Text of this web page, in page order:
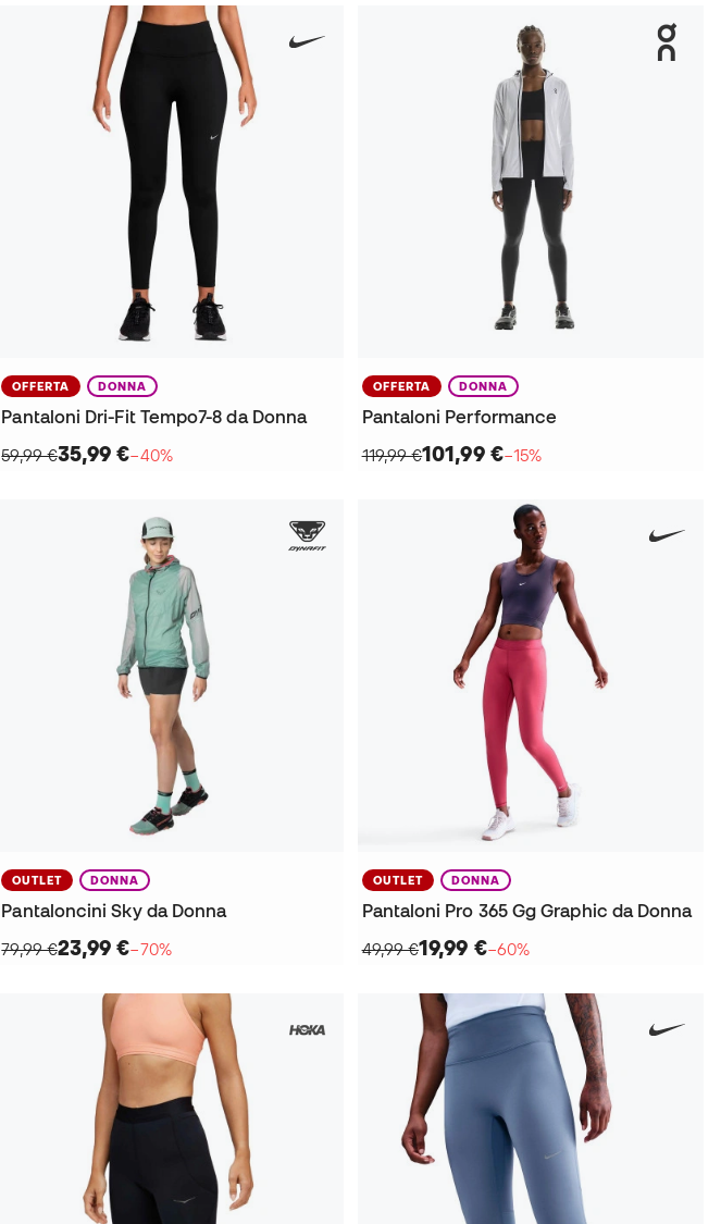
OFFERTA DONNA
Pantaloni Dri-Fit Tempo7-8 da Donna
59,99 €35,99 €−40%
OFFERTA DONNA
Pantaloni Performance
119,99 €101,99 €−15%
OUTLET DONNA
Pantaloncini Sky da Donna
79,99 €23,99 €−70%
OUTLET DONNA
Pantaloni Pro 365 Gg Graphic da Donna
49,99 €19,99 €−60%